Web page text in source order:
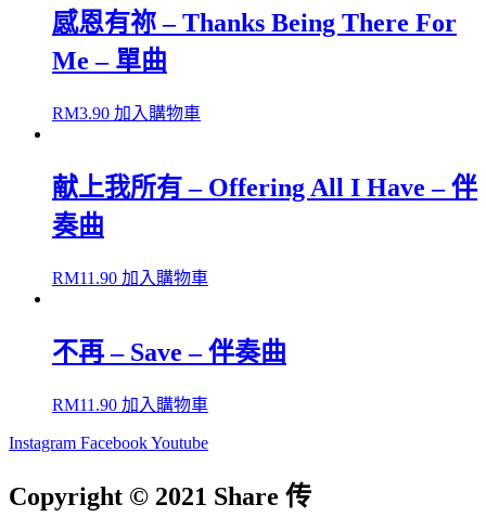
感恩有祢 – Thanks Being There For
Me – 單曲
RM3.90 加入購物車
献上我所有 – Offering All I Have – 伴
奏曲
RM11.90 加入購物車
不再 – Save – 伴奏曲
RM11.90 加入購物車
Instagram FacebookYoutube
Copyright © 2021 Share 传